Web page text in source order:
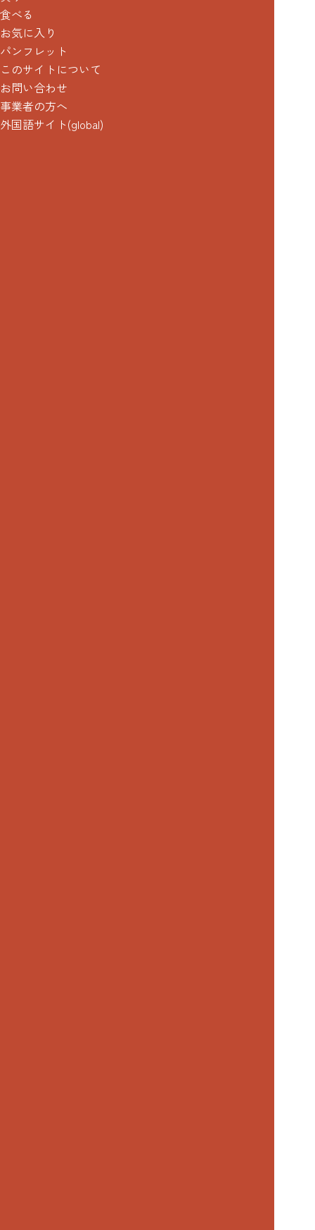
食べる
お気に入り
パンフレット
このサイトについて
お問い合わせ
事業者の方へ
外国語サイト(global)